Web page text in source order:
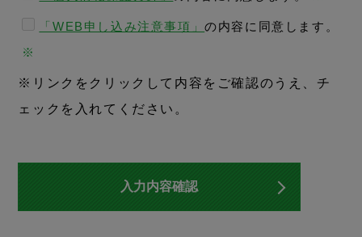
「WEB申し込み注意事項」の内容に同意します。
※
※リンクをクリックして内容をご確認のうえ、チ
ェックを入れてください。
入力内容確認